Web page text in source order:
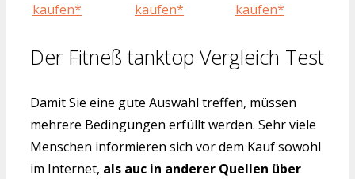
kaufen*
kaufen*
kaufen*
Der Fitneß tanktop Vergleich Test
Damit Sie eine gute Auswahl treffen, müssen
mehrere Bedingungen erfüllt werden. Sehr viele
Menschen informieren sich vor dem Kauf sowohl
im Internet, als auc in anderer Quellen über